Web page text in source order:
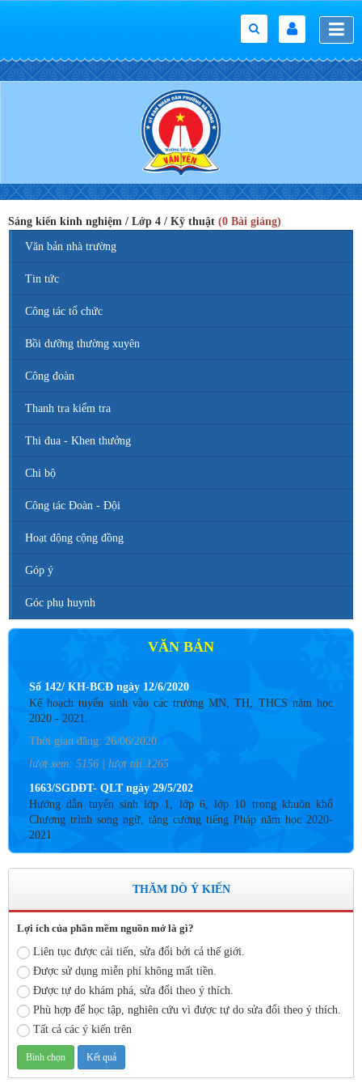
Sáng kiến kinh nghiệm / Lớp 4 / Kỹ thuật (0 Bài giảng)
Văn bản nhà trường
Tin tức
Công tác tổ chức
Bồi dưỡng thường xuyên
Công đoàn
Thanh tra kiểm tra
Thi đua - Khen thưởng
Chi bộ
Công tác Đoàn - Đội
Hoạt động cộng đồng
Góp ý
Góc phụ huynh
VĂN BẢN
Kế hoạch tuyển sinh vào các trường MN, TH, THCS năm học
2020 - 2021.
Hướng dẫn tuyển sinh lớp 1, lớp 6, lớp 10 trong khuôn khổ
Chương trình song ngữ, tăng cường tiếng Pháp năm học 2020-
2021
lượt xem: 4187 | lượt tải:757
Số: 05 /KHCM - THVY NGÀY 10/9&
KẾ HOẠCH BỒI DƯỠNG VÀ PHÁT TRIỂN ĐỘI NGŨ NĂM
HỌC 2019- 2020
Thời gian đăng: 11/06/2020
lượt xem: 8577 | lượt tải:2798
Số: 03 /KH-THVY ngày 17/9�
KẾ HOẠCH CÔNG TÁC KIỂM TRA NỘI BỘ NĂM HỌC
2019– 2020
Thời gian đăng: 11/06/2020
lượt xem: 11755 | lượt tải:671
THĂM DÒ Ý KIẾN
Lợi ích của phần mềm nguồn mở là gì?
Liên tục được cải tiến, sửa đổi bởi cả thế giới.
Được sử dụng miễn phí không mất tiền.
Được tự do khám phá, sửa đổi theo ý thích.
Phù hợp để học tập, nghiên cứu vì được tự do sửa đổi theo ý thích.
Tất cả các ý kiến trên